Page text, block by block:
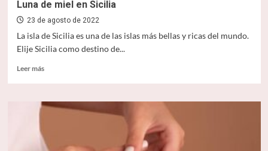
Luna de miel en Sicilia
23 de agosto de 2022
La isla de Sicilia es una de las islas más bellas y ricas del mundo.
Elije Sicilia como destino de...
Leer másLeer
Luna
en
Sicilia